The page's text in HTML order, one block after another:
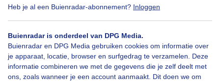
Heb je al een Buienradar-abonnement? Inloggen
Buienradar is onderdeel van DPG Media.
Buienradar en DPG Media gebruiken cookies om informatie over
je apparaat, locatie, browser en surfgedrag te verzamelen. Deze
informatie combineren we met de gegevens die je zelf deelt met
ons, zoals wanneer je een account aanmaakt. Dit doen we om
Bekijk slideshow